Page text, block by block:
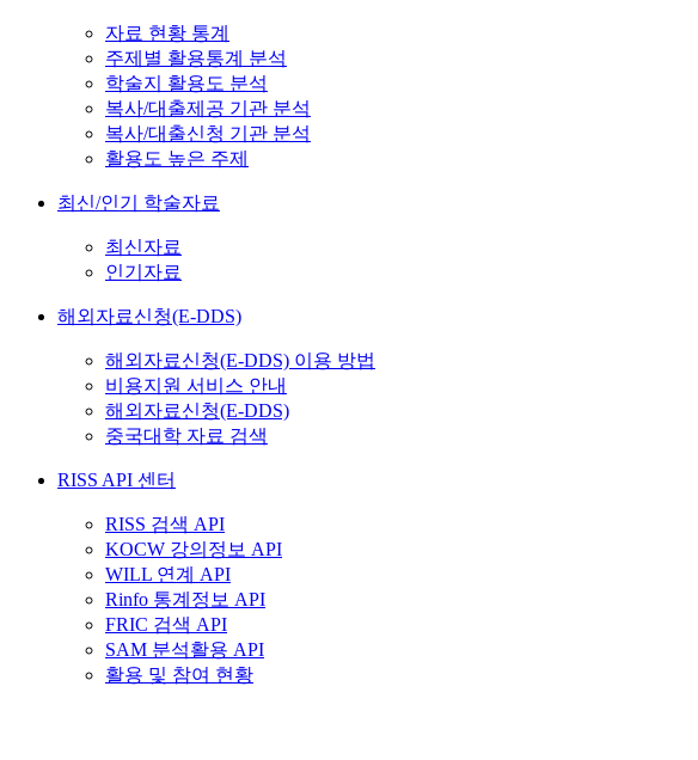
자료 현황 통계
주제별 활용통계 분석
학술지 활용도 분석
복사/대출제공 기관 분석
복사/대출신청 기관 분석
활용도 높은 주제
최신/인기 학술자료
최신자료
인기자료
해외자료신청(E-DDS)
해외자료신청(E-DDS) 이용 방법
비용지원 서비스 안내
해외자료신청(E-DDS)
중국대학 자료 검색
RISS API 센터
RISS 검색 API
KOCW 강의정보 API
WILL 연계 API
Rinfo 통계정보 API
FRIC 검색 API
SAM 분석활용 API
활용 및 참여 현황